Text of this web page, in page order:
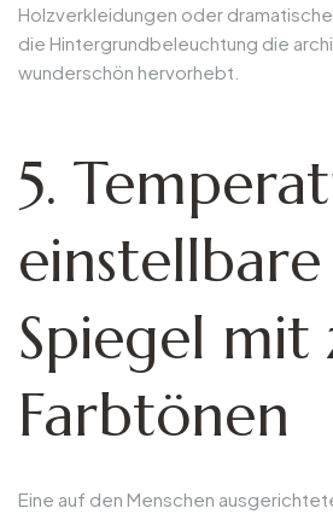
Holzverkleidungen oder
die Hintergrundbeleuchtung die
wunderschön hervorhebt.
5.
einstellbare
Spiegel mit
Farbtönen
Eine auf den Menschen